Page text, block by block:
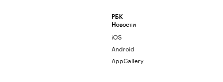
РБК
Новости
iOS
Android
AppGallery